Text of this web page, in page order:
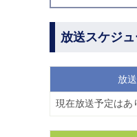
放送スケジ
放
現在放送予定はあ